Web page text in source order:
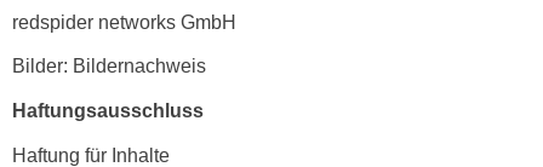
redspider networks GmbH
Bilder: Bildernachweis
Haftungsausschluss
Haftung für Inhalte